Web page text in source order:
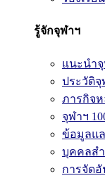
รู้จักจุฬาฯ
แนะนำ
ประวัติจุ
ภารกิจ
จุฬาฯ
ข้อมูลแ
บุคคลส
การจัด